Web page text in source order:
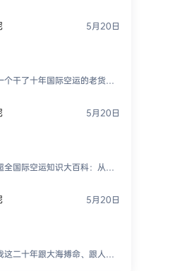
5月20日
了十年国际空运的老货代，跟你絮叨絮叨这一路的坑坑洼洼、人情冷暖、半夜惊醒的冷汗和偶尔尝到的那点甜头
5月20日
国际空运知识大百科：从入门到精通，玩转空中物流！
5月20日
二十年跟大海搏命、跟人精斗法、跟老天爷抢饭吃的海运生涯